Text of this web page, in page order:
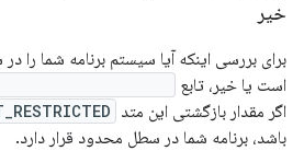
خیر
برای بررسی اینکه آیا سیستم برنامه شما را
است یا خیر، تابع
اگر مقدار بازگشتی این متد
باشد، برنامه شما در سطل محدود قرار دارد.